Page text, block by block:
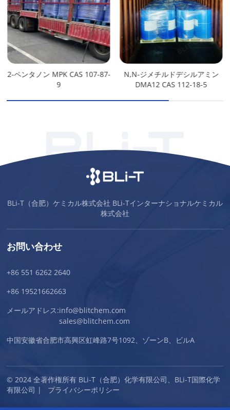
2-ペンタノン MPK CAS 107-87-
9
N,N-ジメチルドデシルアミン
DMA12 CAS 112-18-5
BLi-T（合肥）ケミカル株式会社 BLi-Tインターナショナルケミカル
株式会社
お問い合わせ
+86 551 6262 2640
+86 19521662663
メールアドレス:info@blitchem.com
sales@blitchem.com
中国安徽省合肥市高興区虹峰路7号1092、ゾーンB、ビルA
© 2024 全著作権所有 BLi-T（合肥）化学有限公司、BLi-T国際化学
有限公司 | プライバシーポリシー